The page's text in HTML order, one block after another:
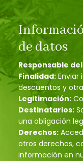
de datos
Responsable
Finalidad:
descuentos y
Legitimación:
Destinatarios:
una obligación
Derechos:
otros derechos,
información en